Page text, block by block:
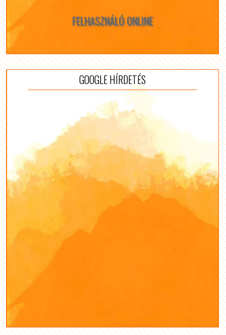
FELHASZNÁLÓ ONLINE
GOOGLE HÍRDETÉS